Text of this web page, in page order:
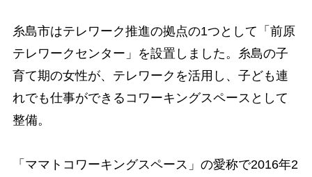
糸島市はテレワーク推進の拠点の1つとして「前原
テレワークセンター」を設置しました。糸島の子
育て期の女性が、テレワークを活用し、子ども連
れでも仕事ができるコワーキングスペースとして
整備。
「ママトコワーキングスペース」の愛称で2016年2